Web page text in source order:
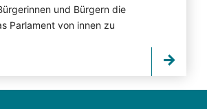
und Bürgern die
Parlament von innen zu